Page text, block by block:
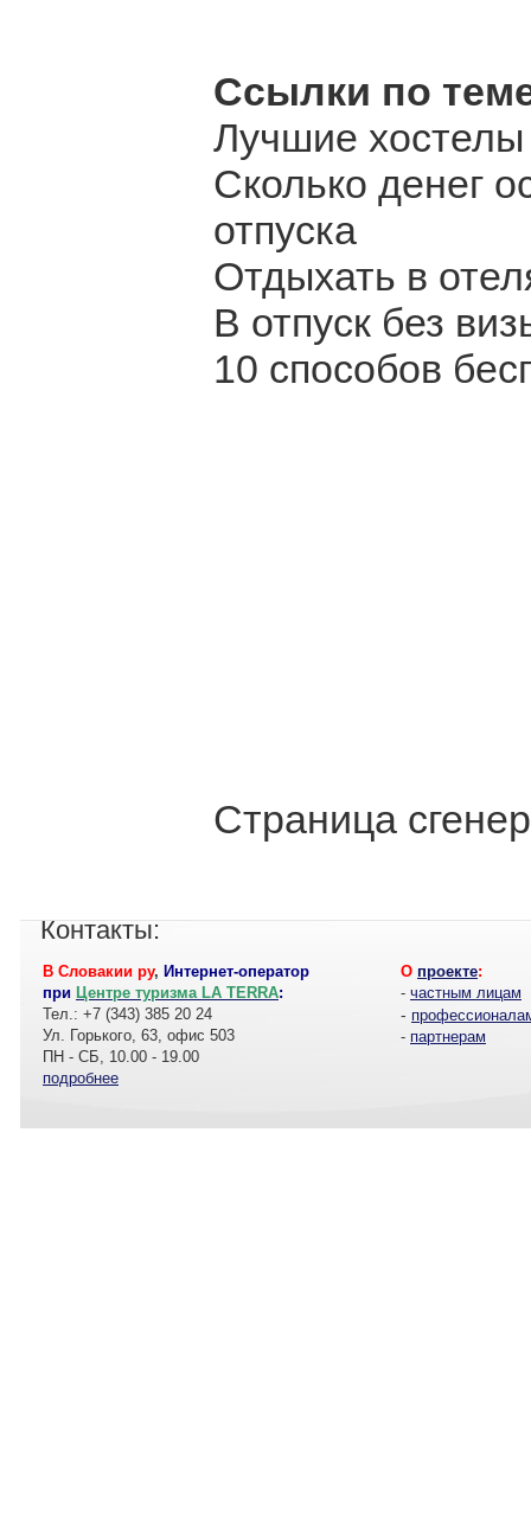
Ссылки по
Лучшие
Сколько денег
отпуска
Отдыхать в
В отпуск без
10 способов
Страница
Контакты:
В Словакии ру, Интернет-оператор
при Центре туризма LA TERRA:
Тел.: +7 (343) 385 20 24
Ул. Горького, 63, офис 503
ПН - СБ, 10.00 - 19.00
подробнее
О проекте:
- частным лицам
-
- партнерам